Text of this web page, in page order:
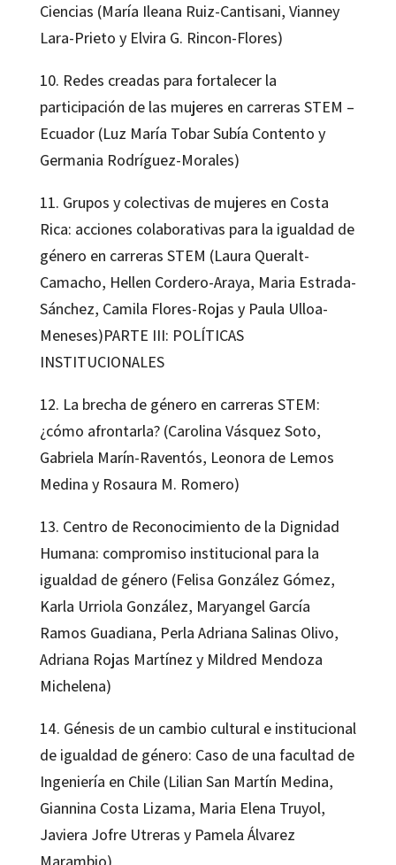
Ciencias (María Ileana Ruiz-Cantisani, Vianney
Lara-Prieto y Elvira G. Rincon-Flores)
10. Redes creadas para fortalecer la
participación de las mujeres en carreras STEM –
Ecuador (Luz María Tobar Subía Contento y
Germania Rodríguez-Morales)
11. Grupos y colectivas de mujeres en Costa
Rica: acciones colaborativas para la igualdad de
género en carreras STEM (Laura Queralt-
Camacho, Hellen Cordero-Araya, Maria Estrada-
Sánchez, Camila Flores-Rojas y Paula Ulloa-
Meneses)PARTE III: POLÍTICAS
INSTITUCIONALES
12. La brecha de género en carreras STEM:
¿cómo afrontarla? (Carolina Vásquez Soto,
Gabriela Marín-Raventós, Leonora de Lemos
Medina y Rosaura M. Romero)
13. Centro de Reconocimiento de la Dignidad
Humana: compromiso institucional para la
igualdad de género (Felisa González Gómez,
Karla Urriola González, Maryangel García
Ramos Guadiana, Perla Adriana Salinas Olivo,
Adriana Rojas Martínez y Mildred Mendoza
Michelena)
14. Génesis de un cambio cultural e institucional
de igualdad de género: Caso de una facultad de
Ingeniería en Chile (Lilian San Martín Medina,
Giannina Costa Lizama, Maria Elena Truyol,
Javiera Jofre Utreras y Pamela Álvarez